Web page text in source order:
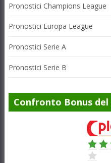
Pronostici Champions League
Pronostici Europa League
Pronostici Serie A
Pronostici Serie B
Confronto Bonus